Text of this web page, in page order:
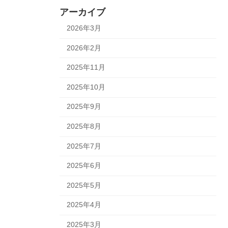
アーカイブ
2026年3月
2026年2月
2025年11月
2025年10月
2025年9月
2025年8月
2025年7月
2025年6月
2025年5月
2025年4月
2025年3月